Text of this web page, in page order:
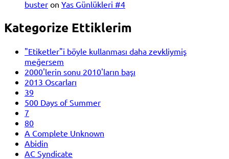
buster on Yas Günlükleri #4
Kategorize Ettiklerim
"Etiketler"i böyle kullanması daha zevkliymiş
meğersem
2000'lerin sonu 2010'ların başı
2013 Oscarları
39
500 Days of Summer
7
80
A Complete Unknown
Abidin
AC Syndicate